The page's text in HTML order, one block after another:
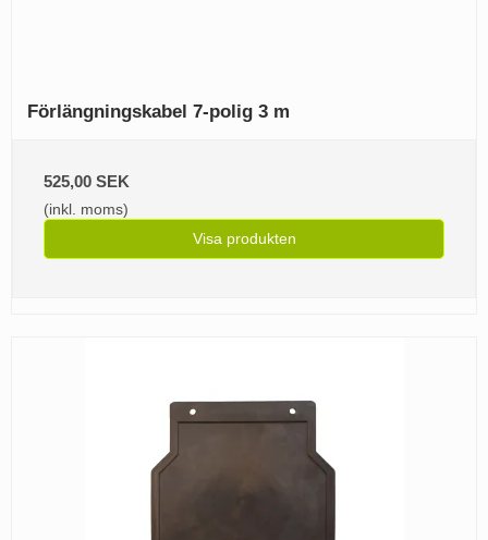
Förlängningskabel 7-polig 3 m
525,00 SEK
(inkl. moms)
Visa produkten